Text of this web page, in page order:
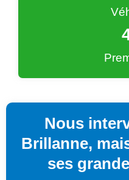
Nous
Brillanne,
ses